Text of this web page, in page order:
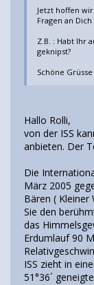
Jetzt hoffen
Fragen an
Z.B. : Habt Ihr
geknipst?
Schöne
Hallo Rolli,
von der ISS
anbieten. Der
Die
März 2005
Bären (
Sie den
das
Erdumlauf 90
ISS zieht in
51°36´